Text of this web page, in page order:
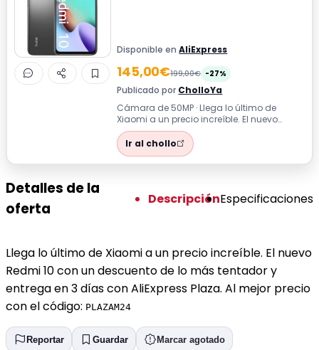
Disponible enAliExpress
145,00€199,00€ -27%
Publicado por CholloYa
Cámara de 50MP · Llega lo último de
Xiaomi a un precio increíble. El nuevo
Redmi 10 con un descuento de lo más
tentad...
Ir al chollo
Detalles de la
oferta
DescripciónEspecificaciones
Llega lo último de Xiaomi a un precio increíble. El nuevo
Redmi 10 con un descuento de lo más tentador y
entrega en 3 días con AliExpress Plaza. Al mejor precio
con el código: PLAZAM24
Reportar Guardar Marcar agotado